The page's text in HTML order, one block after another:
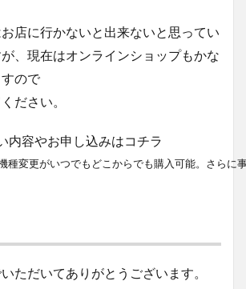
店に行かないと出来ないと思ってい
、現在はオンラインショップもかな
ので
ださい。
内容やお申し込みはコチラ
種変更がいつでもどこからでも購入可能。さらに
ただいてありがとうございます。